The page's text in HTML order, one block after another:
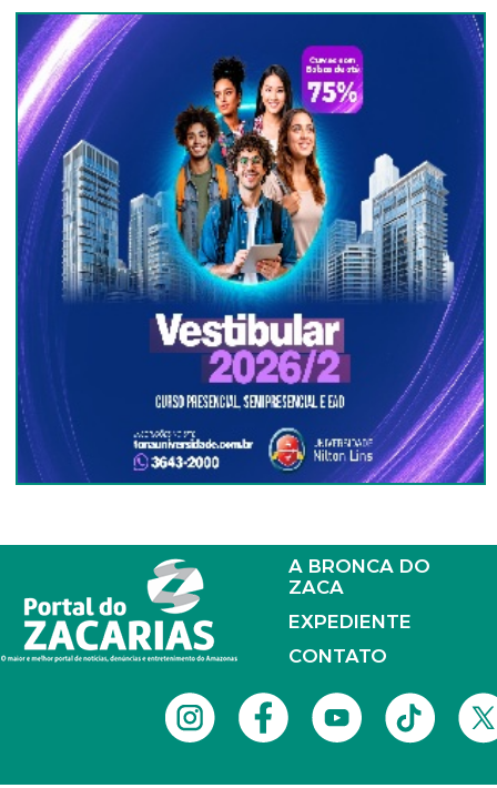
A BRONCA DO
ZACA
EXPEDIENTE
CONTATO